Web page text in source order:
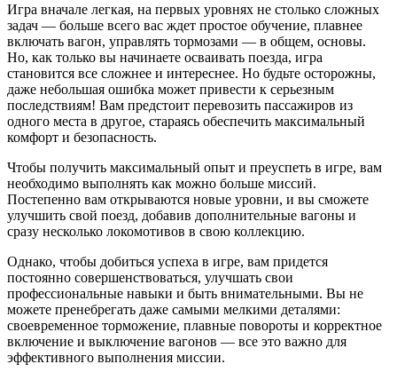
Игра вначале легкая, на первых уровнях не столько сложных
задач — больше всего вас ждет простое обучение, плавнее
включать вагон, управлять тормозами — в общем, основы.
Но, как только вы начинаете осваивать поезда, игра
становится все сложнее и интереснее. Но будьте осторожны,
даже небольшая ошибка может привести к серьезным
последствиям! Вам предстоит перевозить пассажиров из
одного места в другое, стараясь обеспечить максимальный
комфорт и безопасность.
Чтобы получить максимальный опыт и преуспеть в игре, вам
необходимо выполнять как можно больше миссий.
Постепенно вам открываются новые уровни, и вы сможете
улучшить свой поезд, добавив дополнительные вагоны и
сразу несколько локомотивов в свою коллекцию.
Однако, чтобы добиться успеха в игре, вам придется
постоянно совершенствоваться, улучшать свои
профессиональные навыки и быть внимательными. Вы не
можете пренебрегать даже самыми мелкими деталями:
своевременное торможение, плавные повороты и корректное
включение и выключение вагонов — все это важно для
эффективного выполнения миссии.